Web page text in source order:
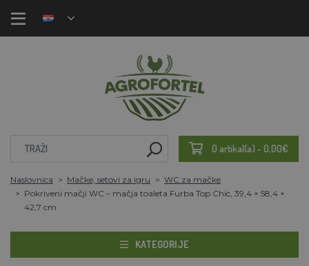
0 artikal(a) - 0,00€
Naslovnica Mačke, setovi za igru
WC za mačke
Pokriveni mačji WC – mačja toaleta Furba Top Chic, 39,4 × 58,4 ×
42,7 cm
KATEGORIJE